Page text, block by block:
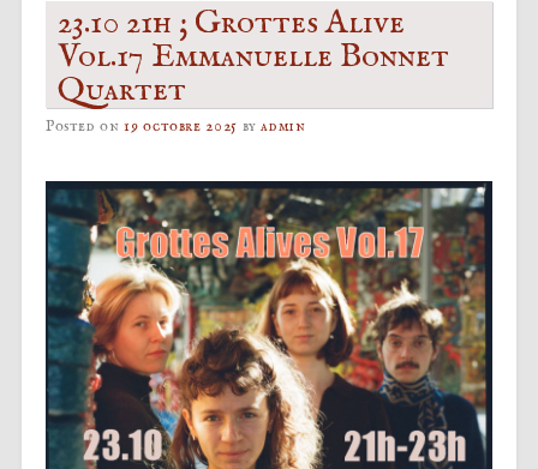
23.10 21h ; Grottes Alive
Vol.17 Emmanuelle Bonnet
Quartet
Posted on19 octobre 2025 byadmin